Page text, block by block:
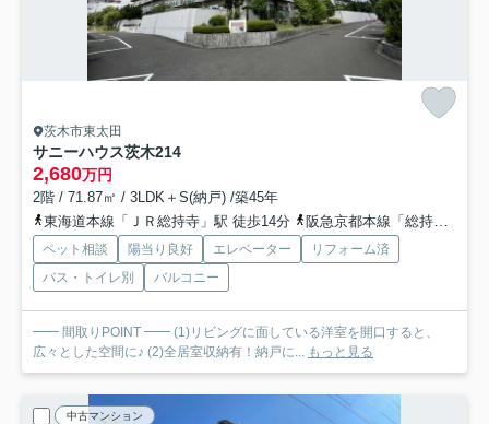
茨木市東太田
サニーハウス茨木214
2,680万円
2階 / 71.87㎡ / 3LDK＋S(納戸) /築45年
東海道本線「ＪＲ総持寺」駅 徒歩14分
阪急京都本線「総持寺」駅 徒歩17分
ペット相談 陽当り良好 エレベーター
リフォーム済
バス・トイレ別
バルコニー
━━ 間取りPOINT ━━ (1)リビングに面している洋室を開口すると、
広々とした空間に♪ (2)全居室収納有！納戸に... もっと見る
中古マンション